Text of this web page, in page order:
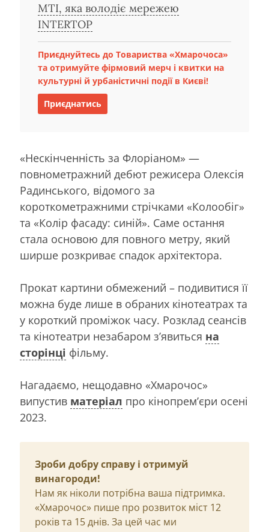
MTI, яка володіє мережею
INTERTOP
Приєднуйтесь до Товариства «Хмарочоса»
та отримуйте фірмовий мерч і квитки на
культурні й урбаністичні події в Києві!
Приєднатись
«Нескінченність за Флоріаном» —
повнометражний дебют режисера Олексія
Радинського, відомого за
короткометражними стрічками «Колообіг»
та «Колір фасаду: синій». Саме остання
стала основою для повного метру, який
ширше розкриває спадок архітектора.
Прокат картини обмежений – подивитися її
можна буде лише в обраних кінотеатрах та
у короткий проміжок часу. Розклад сеансів
та кінотеатри незабаром зʼявиться на
сторінці фільму.
Нагадаємо, нещодавно «Хмарочос»
випустив матеріал про кінопремʼєри осені
2023.
Зроби добру справу і отримуй
винагороди!
Нам як ніколи потрібна ваша підтримка.
«Хмарочос» пише про розвиток міст 12
років та 15 днів. За цей час ми